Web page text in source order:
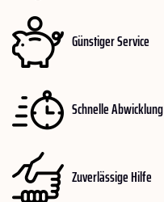
Günstiger Service
Schnelle Abwicklung
Zuverlässige Hilfe